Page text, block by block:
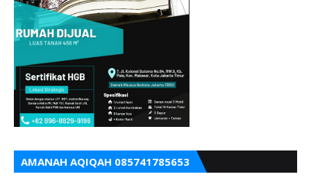
AMANAH AQIQAH 085741785653